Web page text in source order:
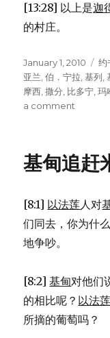
[13:28] 以上是迦
的村庄。
Posted
on
January 1, 2010 约
亚兰 ,伯．宁拉 ,基列 ,
摩西 ,撒分 比多宁 ,玛
a comment
得
地
(JOS
基甸追赶
[8:1] 以法莲人对
们同去，你为什
地争吵。
[8:2]基甸对他们
的相比呢？ 以法
所摘的葡萄吗？